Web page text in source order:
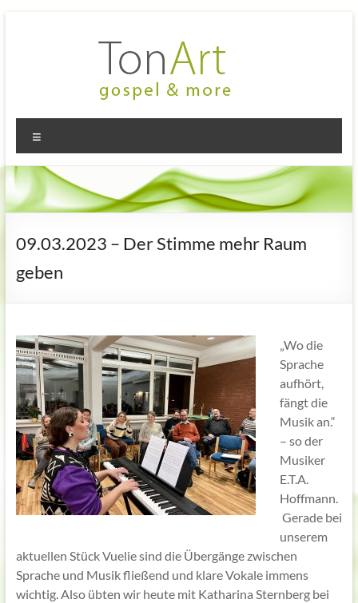
TonArt
–
gospel
&
more
Mein Chor
in
Hannover-
Linden
09.03.2023 – Der Stimme mehr Raum
geben
„Wo die
Sprache
aufhört,
fängt die
Musik an.“
– so der
Musiker
E.T.A.
Hoffmann.
Gerade bei
unserem
aktuellen Stück Vuelie sind die Übergänge zwischen
Sprache und Musik fließend und klare Vokale immens
wichtig. Also übten wir heute mit Katharina Sternberg bei